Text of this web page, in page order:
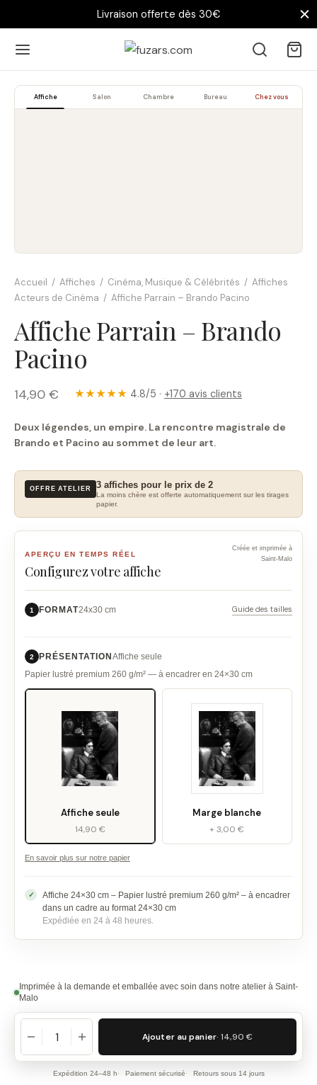
Livraison offerte dès 30€
Affiche Salon Chambre Bureau Chez vous
Accueil / Affiches / Cinéma, Musique & Célébrités / Affiches
Acteurs de Cinéma / Affiche Parrain – Brando Pacino
Affiche Parrain – Brando
Pacino
14,90 € ★★★★★ 4.8/5 · +170 avis clients
Deux légendes, un empire. La rencontre magistrale de
Brando et Pacino au sommet de leur art.
OFFRE ATELIER 3 affiches pour le prix de 2
La moins chère est offerte automatiquement sur les tirages
papier.
APERÇU EN TEMPS RÉEL
Configurez votre affiche
Créée et imprimée à
Saint-Malo
1 FORMAT24x30 cm Guide des tailles
2 PRÉSENTATION Affiche seule
Papier lustré premium 260 g/m² — à encadrer en 24×30 cm
Affiche seule
14,90 €
Marge blanche
+ 3,00 €
En savoir plus sur notre papier
Affiche 24×30 cm – Papier lustré premium 260 g/m² – à encadrer
dans un cadre au format 24×30 cm
Expédiée en 24 à 48 heures.
Imprimée à la demande et emballée avec soin dans notre atelier à Saint-
Malo
Ajouter au panier· 14,90 €
Expédition 24–48 h Paiement sécurisé Retours sous 14 jours